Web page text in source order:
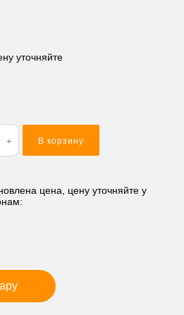
уточняйте
В корзину
цена, цену уточняйте у